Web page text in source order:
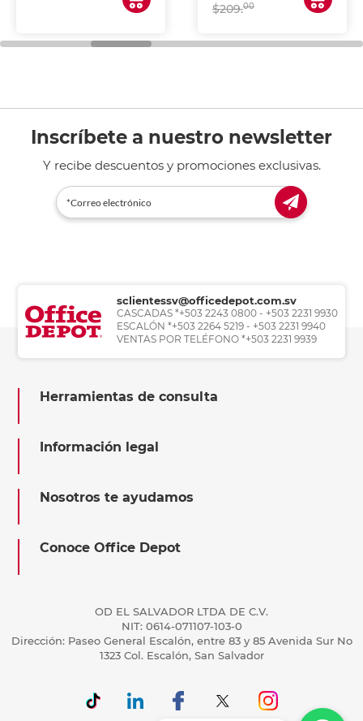
$209.00
Inscríbete a nuestro newsletter
Y recibe descuentos y promociones exclusivas.
sclientessv@officedepot.com.sv
CASCADAS *+503 2243 0800 - +503 2231 9930
ESCALÓN *+503 2264 5219 - +503 2231 9940
VENTAS POR TELÉFONO *+503 2231 9939
Herramientas de consulta
Información legal
Nosotros te ayudamos
Conoce Office Depot
OD EL SALVADOR LTDA DE C.V.
NIT: 0614-071107-103-0
Dirección: Paseo General Escalón, entre 83 y 85 Avenida Sur No
1323 Col. Escalón, San Salvador